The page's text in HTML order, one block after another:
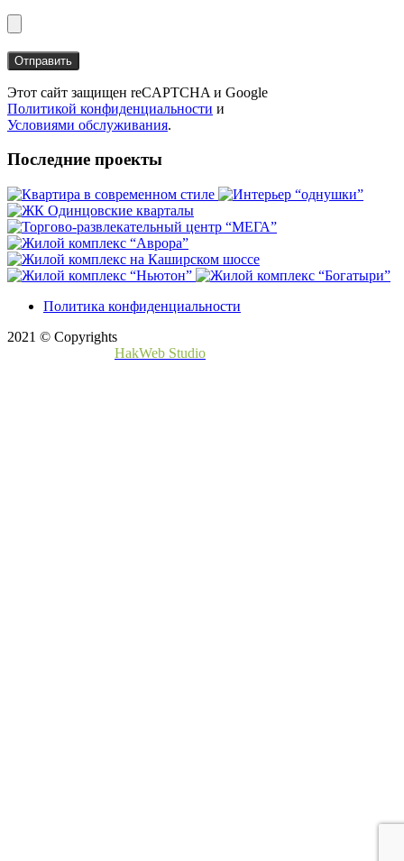
Этот сайт защищен reCAPTCHA и Google
Политикой конфиденциальности и
Условиями обслуживания.
Последние проекты
Политика конфиденциальности
2021 © Copyrights
HakWeb Studio